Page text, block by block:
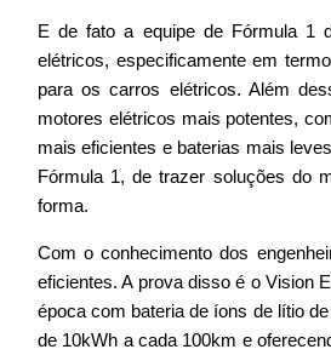
E de fato a equipe de Fórmula 1
elétricos, especificamente em
para os carros elétricos. Além
motores elétricos mais potentes,
mais eficientes e baterias mais
Fórmula 1, de trazer soluções do
forma.
Com o conhecimento dos
eficientes. A prova disso é o Vision
época com bateria de íons de lítio
de 10kWh a cada 100km e